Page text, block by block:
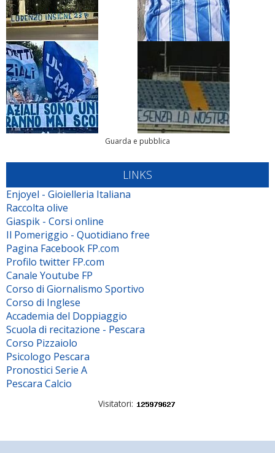
Guarda e pubblica
LINKS
Enjoyel - Gioielleria Italiana
Raccolta olive
Giaspik - Corsi online
Il Pomeriggio - Quotidiano free
Pagina Facebook FP.com
Profilo twitter FP.com
Canale Youtube FP
Corso di Giornalismo Sportivo
Corso di Inglese
Accademia del Doppiaggio
Scuola di recitazione - Pescara
Corso Pizzaiolo
Psicologo Pescara
Pronostici Serie A
Pescara Calcio
Visitatori: